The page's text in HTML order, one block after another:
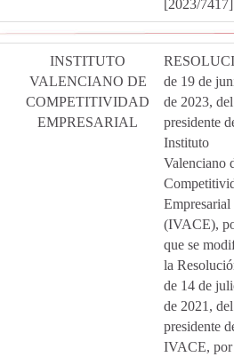
[2023/7417]
INSTITUTO
VALENCIANO DE
COMPETITIVIDAD
EMPRESARIAL
de 19 de
de 2023, del
presidente
Instituto
Valenciano
Empresarial
(IVACE),
que se
la
de 14 de
de 2021, del
presidente
IVACE, por